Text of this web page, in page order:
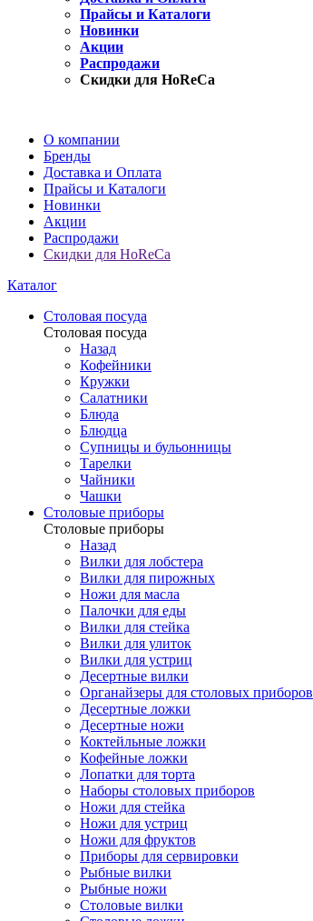
Прайсы и Каталоги
Новинки
Акции
Распродажи
Скидки для HoReCa
О компании
Бренды
Доставка и Оплата
Прайсы и Каталоги
Новинки
Акции
Распродажи
Скидки для HoReCa
Каталог
Столовая посуда
Столовая посуда
Назад
Кофейники
Кружки
Салатники
Блюда
Блюдца
Супницы и бульонницы
Тарелки
Чайники
Чашки
Cтоловые приборы
Cтоловые приборы
Назад
Вилки для лобстера
Вилки для пирожных
Ножи для масла
Палочки для еды
Вилки для стейка
Вилки для улиток
Вилки для устриц
Десертные вилки
Органайзеры для столовых приборов
Десертные ложки
Десертные ножи
Коктейльные ложки
Кофейные ложки
Лопатки для торта
Наборы столовых приборов
Ножи для стейка
Ножи для устриц
Ножи для фруктов
Приборы для сервировки
Рыбные вилки
Рыбные ножи
Столовые вилки